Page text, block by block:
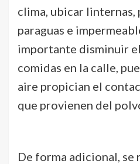
clima, ubicar linternas,
paraguas e
importante disminuir
comidas en la calle,
aire propician el
que provienen del
De forma adicional, se